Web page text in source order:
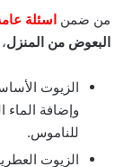
من ضمن اسئلة
البعوض من المنزل
الزيوت
وإضافة الماء
للناموس.
الزيوت